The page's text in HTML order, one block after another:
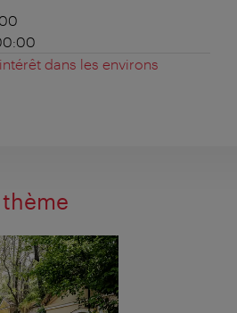
dans les environs